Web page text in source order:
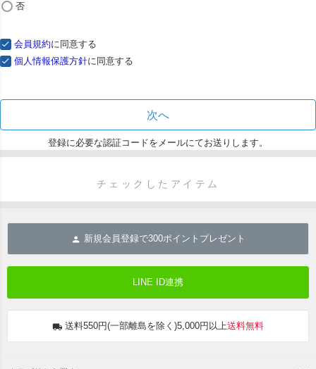
否
会員規約に同意する
個人情報保護方針に同意する
次へ
登録に必要な認証コードをメールにてお送りします。
チェックしたアイテム
新規会員登録で300ポイントプレゼント
LINE ID連携
送料550円(一部離島を除く)5,000円以上送料無料